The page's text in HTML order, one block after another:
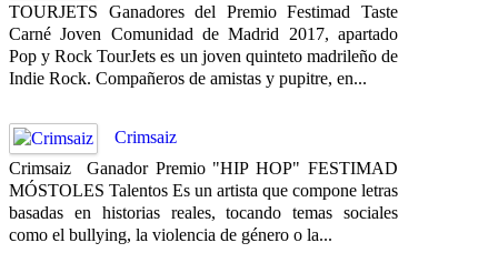
TOURJETS Ganadores del Premio Festimad Taste
Carné Joven Comunidad de Madrid 2017, apartado
Pop y Rock TourJets es un joven quinteto madrileño de
Indie Rock. Compañeros de amistas y pupitre, en...
Crimsaiz
Crimsaiz Ganador Premio "HIP HOP" FESTIMAD
MÓSTOLES Talentos Es un artista que compone letras
basadas en historias reales, tocando temas sociales
como el bullying, la violencia de género o la...